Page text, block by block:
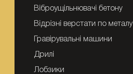
Віброущільнювачі бетону
Відрізні верстати по металу
Гравірувальні машини
Дрилі
Лобзики